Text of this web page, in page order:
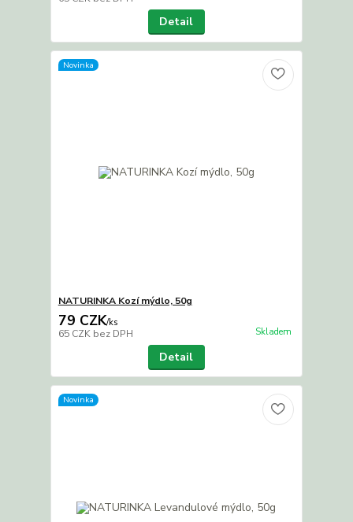
Detail
Novinka
NATURINKA Kozí mýdlo, 50g
79 CZK/ks
65 CZK bez DPH Skladem
Detail
Novinka